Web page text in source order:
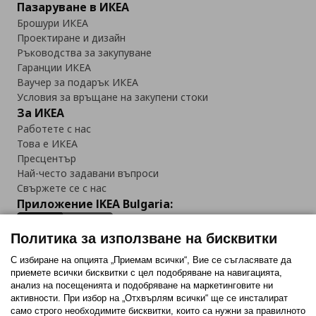
Пазаруване в ИКЕА
Брошури ИКЕА
Проектиране и дизайн
Ръководства за закупуване
Гаранции ИКЕА
Ваучер за подарък ИКЕА
Условия за връщане на закупени стоки
За ИКЕА
Работете с нас
Това е ИКЕА
Пресцентър
Най-често задавани въпроси
Свържете се с нас
Приложение IKEA Bulgaria:
Последвайте ни:
FacebookTwitterYoutubePinterestInstagram
Политика за използване на бисквитки
С избиране на опцията „Приемам всички“, Вие се съгласявате да
приемете всички бисквитки с цел подобряване на навигацията,
анализ на посещенията и подобряване на маркетинговите ни
активности. При избор на „Отхвърлям всички“ ще се инсталират
само строго необходимитe бисквитки, които са нужни за правилното